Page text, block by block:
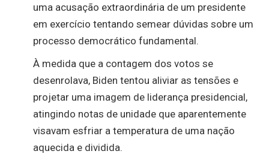
uma acusação extraordinária de um presidente
em exercício tentando semear dúvidas sobre um
processo democrático fundamental.
À medida que a contagem dos votos se
desenrolava, Biden tentou aliviar as tensões e
projetar uma imagem de liderança presidencial,
atingindo notas de unidade que aparentemente
visavam esfriar a temperatura de uma nação
aquecida e dividida.